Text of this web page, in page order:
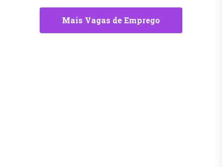
Mais Vagas de Emprego